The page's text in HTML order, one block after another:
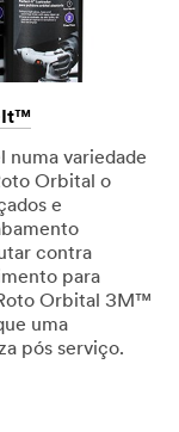
It™
numa variedade
Orbital o
e
contra
para
Orbital 3M™
uma
pós serviço.